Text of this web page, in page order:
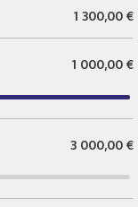
1 300,00 €
1 000,00 €
3 000,00 €